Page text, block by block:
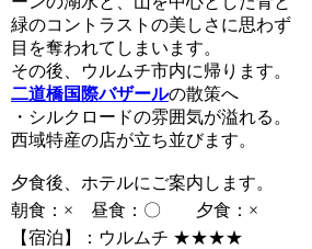
緑のコントラストの美しさに思わず
目を奪われてしまいます。
その後、ウルムチ市内に帰ります。
二道橋国際バザールの散策へ
・シルクロードの雰囲気が溢れる。
西域特産の店が立ち並びます。
夕食後、ホテルにご案内します。
朝食：× 昼食：〇 夕食：×
【宿泊】：ウルムチ ★★★★